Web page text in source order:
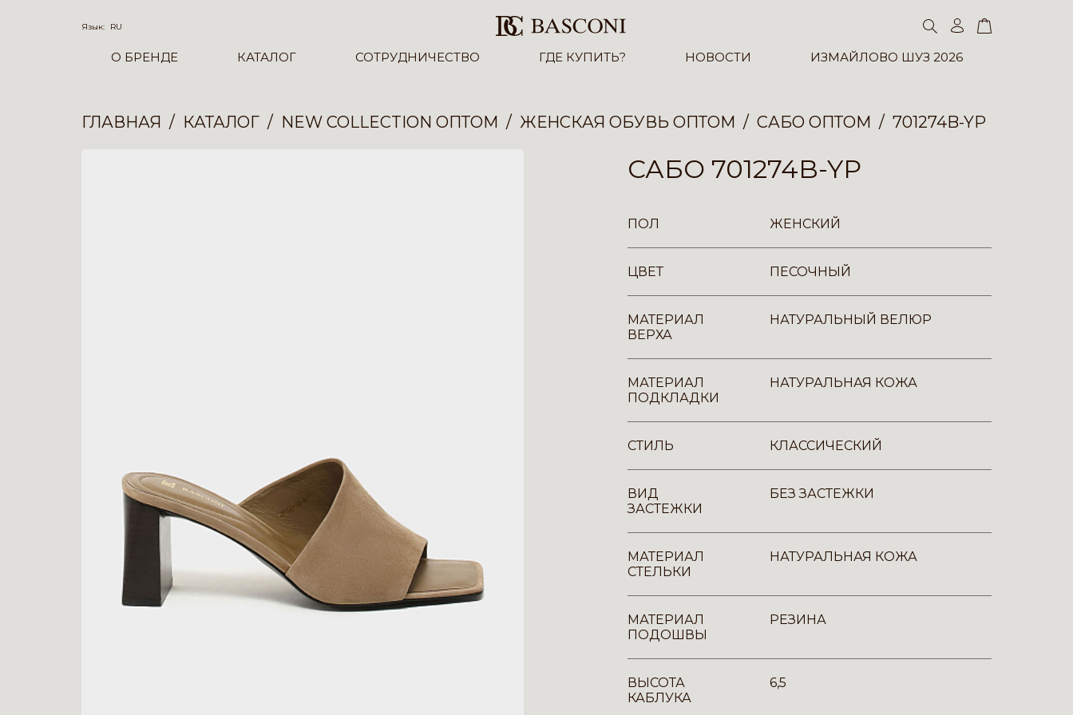
Язык: RU
О БРЕНДЕ КАТАЛОГ СОТРУДНИЧЕСТВО ГДЕ КУПИТЬ? НОВОСТИ ИЗМАЙЛОВО ШУЗ 2026
ГЛАВНАЯ КАТАЛОГ NEW COLLECTION ОПТОМ ЖЕНСКАЯ ОБУВЬ ОПТОМ САБО ОПТОМ 701274B-YP
САБО 701274B-YP
ПОЛ ЖЕНСКИЙ
ЦВЕТ ПЕСОЧНЫЙ
МАТЕРИАЛ
ВЕРХА
НАТУРАЛЬНЫЙ ВЕЛЮР
МАТЕРИАЛ
ПОДКЛАДКИ
НАТУРАЛЬНАЯ КОЖА
СТИЛЬ КЛАССИЧЕСКИЙ
ВИД
ЗАСТЕЖКИ
БЕЗ ЗАСТЕЖКИ
МАТЕРИАЛ
СТЕЛЬКИ
НАТУРАЛЬНАЯ КОЖА
МАТЕРИАЛ
ПОДОШВЫ
РЕЗИНА
ВЫСОТА
КАБЛУКА
6,5